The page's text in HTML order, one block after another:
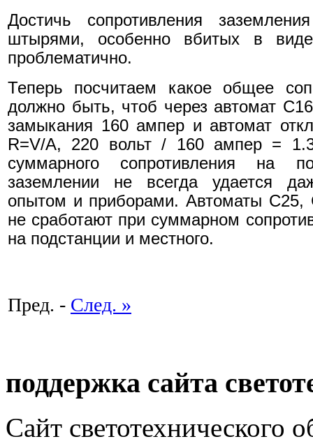
Достичь сопротивления
штырями, особенно вбитых в виде
проблематично.
Теперь посчитаем какое общее
должно быть, чтоб через автомат С16
замыкания 160 ампер и автомат
R=V/A, 220 вольт / 160 ампер =
суммарного сопротивления на
заземлении не всегда удается
опытом и приборами. Автоматы
не сработают при суммарном
на подстанции и местного.
Пред. - След. »
поддержка сайта
Сайт светотехнического